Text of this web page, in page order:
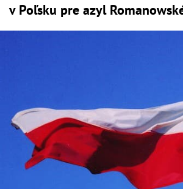
v Poľsku pre azyl